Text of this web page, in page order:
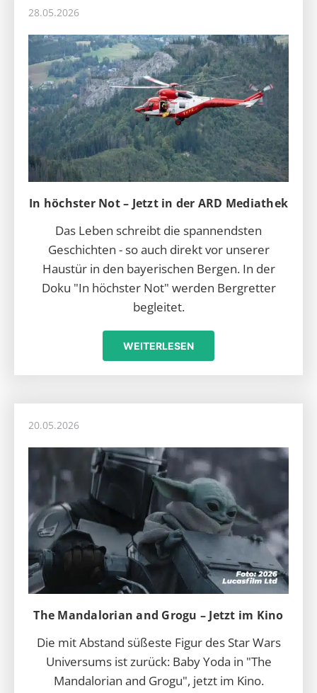
28.05.2026
In höchster Not – Jetzt in der ARD Mediathek
Das Leben schreibt die spannendsten
Geschichten - so auch direkt vor unserer
Haustür in den bayerischen Bergen. In der
Doku "In höchster Not" werden Bergretter
begleitet.
WEITERLESEN
20.05.2026
The Mandalorian and Grogu – Jetzt im Kino
Die mit Abstand süßeste Figur des Star Wars
Universums ist zurück: Baby Yoda in "The
Mandalorian and Grogu", jetzt im Kino.